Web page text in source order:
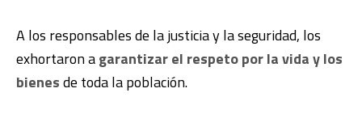
A los responsables de la justicia y la seguridad, los
exhortaron agarantizar el respeto por la vida y los
bienesde toda la población.